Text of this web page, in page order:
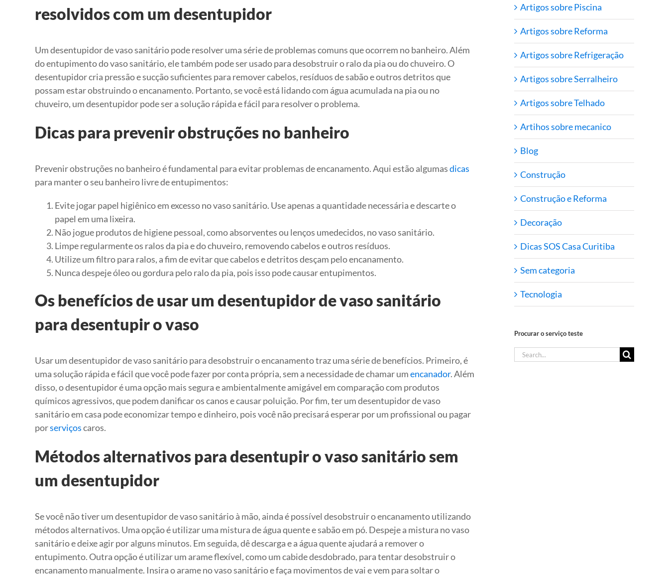
resolvidos com um desentupidor
Um desentupidor de vaso sanitário pode resolver uma série de problemas comuns que ocorrem no banheiro. Além
do entupimento do vaso sanitário, ele também pode ser usado para desobstruir o ralo da pia ou do chuveiro. O
desentupidor cria pressão e sucção suficientes para remover cabelos, resíduos de sabão e outros detritos que
possam estar obstruindo o encanamento. Portanto, se você está lidando com água acumulada na pia ou no
chuveiro, um desentupidor pode ser a solução rápida e fácil para resolver o problema.
Dicas para prevenir obstruções no banheiro
Prevenir obstruções no banheiro é fundamental para evitar problemas de encanamento. Aqui estão algumasdicas
para manter o seu banheiro livre de entupimentos:
Evite jogar papel higiênico em excesso no vaso sanitário. Use apenas a quantidade necessária e descarte o
papel em uma lixeira.
Não jogue produtos de higiene pessoal, como absorventes ou lenços umedecidos, no vaso sanitário.
Limpe regularmente os ralos da pia e do chuveiro, removendo cabelos e outros resíduos.
Utilize um filtro para ralos, a fim de evitar que cabelos e detritos desçam pelo encanamento.
Nunca despeje óleo ou gordura pelo ralo da pia, pois isso pode causar entupimentos.
Os benefícios de usar um desentupidor de vaso sanitário
para desentupir o vaso
Usar um desentupidor de vaso sanitário para desobstruir o encanamento traz uma série de benefícios. Primeiro, é
uma solução rápida e fácil que você pode fazer por conta própria, sem a necessidade de chamar umencanador. Além
disso, o desentupidor é uma opção mais segura e ambientalmente amigável em comparação com produtos
químicos agressivos, que podem danificar os canos e causar poluição. Por fim, ter um desentupidor de vaso
sanitário em casa pode economizar tempo e dinheiro, pois você não precisará esperar por um profissional ou pagar
porserviçoscaros.
Métodos alternativos para desentupir o vaso sanitário sem
um desentupidor
Se você não tiver um desentupidor de vaso sanitário à mão, ainda é possível desobstruir o encanamento utilizando
métodos alternativos. Uma opção é utilizar uma mistura de água quente e sabão em pó. Despeje a mistura no vaso
sanitário e deixe agir por alguns minutos. Em seguida, dê descarga e a água quente ajudará a remover o
entupimento. Outra opção é utilizar um arame flexível, como um cabide desdobrado, para tentar desobstruir o
encanamento manualmente. Insira o arame no vaso sanitário e faça movimentos de vai e vem para soltar o
Artigos sobre Piscina
Artigos sobre Reforma
Artigos sobre Refrigeração
Artigos sobre Serralheiro
Artigos sobre Telhado
Artihos sobre mecanico
Blog
Construção
Construção e Reforma
Decoração
Dicas SOS Casa Curitiba
Sem categoria
Tecnologia
Procurar o serviço teste
Search